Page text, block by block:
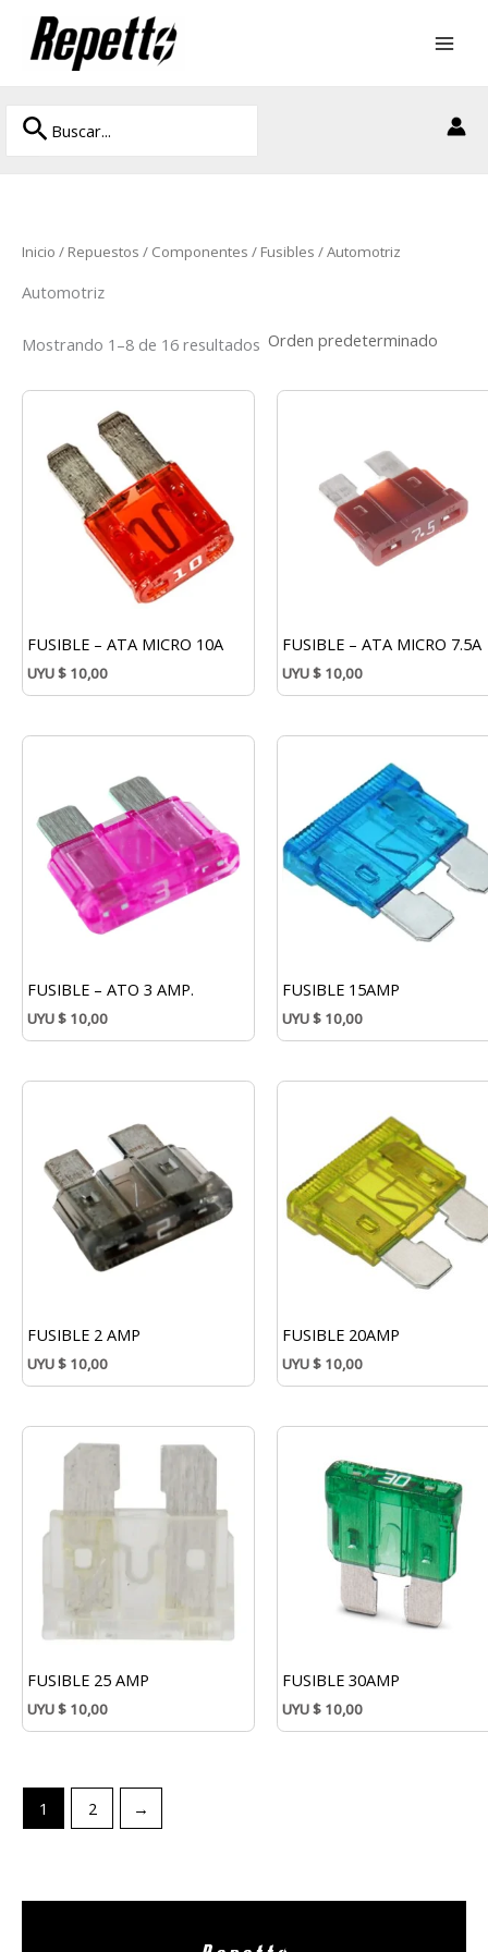
contenido
Buscar
por:
Buscar
Inicio / Repuestos / Componentes / Fusibles / Automotriz
Automotriz
Mostrando 1–8 de 16 resultados
FUSIBLE – ATA MICRO 10A
UYU$ 10,00
FUSIBLE – ATA MICRO 7.5A
UYU$ 10,00
FUSIBLE – ATO 3 AMP.
UYU$ 10,00
FUSIBLE 15AMP
UYU$ 10,00
FUSIBLE 2 AMP
UYU$ 10,00
FUSIBLE 20AMP
UYU$ 10,00
FUSIBLE 25 AMP
UYU$ 10,00
FUSIBLE 30AMP
UYU$ 10,00
1 2 →